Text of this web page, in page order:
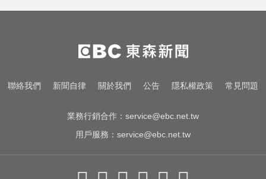
9字送別逼哭網
天天吃燒烤香腸 14歲女竟罹大腸癌
奧運、世界盃「性招待裁判」 南韓
聯絡我們 新聞自律 關於我們 公告 隱私權政策 常見問題
業務行銷合作： service@ebc.net.tw
用戶服務： service@ebc.net.tw